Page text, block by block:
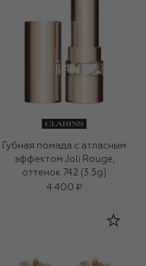
Губная помада с атласным
эффектом Joli Rouge,
оттенок 742 (3.5g)
4 400 ₽